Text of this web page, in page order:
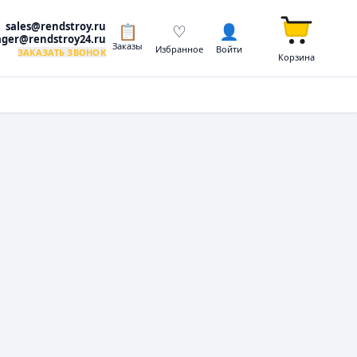
sales@rendstroy.ru
ЗАКАЗАТЬ ЗВОНОК
📋
Заказы
♡
Избранное
👤
Войти
Корзина